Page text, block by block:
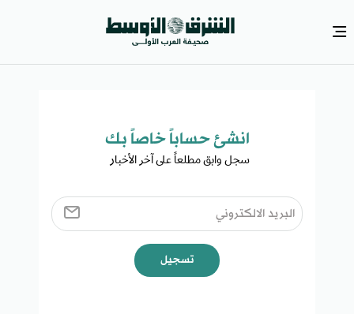
انشئ حساباً خاصاً بك​
سجل وابق مطلعاً على آخر الأخبار ​
تسجيل